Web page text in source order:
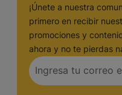
¡Únete a nuestra
primero en recibir
promociones y
ahora y no te pierdas